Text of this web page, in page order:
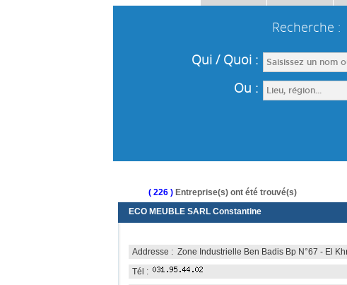
( 226 ) Entreprise(s) ont été trouvé(s)
ECO MEUBLE SARL Constantine
Addresse : Zone Industrielle Ben Badis Bp N°67 - El
Tél :